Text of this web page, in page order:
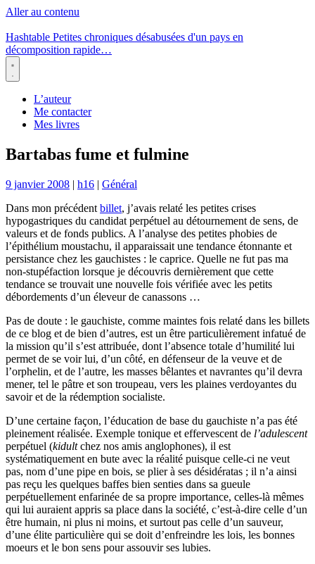
Aller au contenu
Hashtable Petites chroniques désabusées d'un pays en
décomposition rapide…
Menu
L’auteur
Me contacter
Mes livres
Bartabas fume et fulmine
9 janvier 2008 | h16 | Général
Dans mon précédent billet, j’avais relaté les petites crises
hypogastriques du candidat perpétuel au détournement de sens, de
valeurs et de fonds publics. A l’analyse des petites phobies de
l’épithélium moustachu, il apparaissait une tendance étonnante et
persistance chez les gauchistes : le caprice. Quelle ne fut pas ma
non-stupéfaction lorsque je découvris dernièrement que cette
tendance se trouvait une nouvelle fois vérifiée avec les petits
débordements d’un éleveur de canassons …
Pas de doute : le gauchiste, comme maintes fois relaté dans les billets
de ce blog et de bien d’autres, est un être particulièrement infatué de
la mission qu’il s’est attribuée, dont l’absence totale d’humilité lui
permet de se voir lui, d’un côté, en défenseur de la veuve et de
l’orphelin, et de l’autre, les masses bêlantes et navrantes qu’il devra
mener, tel le pâtre et son troupeau, vers les plaines verdoyantes du
savoir et de la rédemption socialiste.
D’une certaine façon, l’éducation de base du gauchiste n’a pas été
pleinement réalisée. Exemple tonique et effervescent de l’adulescent
perpétuel (kidultchez nos amis anglophones), il est
systématiquement en bute avec la réalité puisque celle-ci ne veut
pas, nom d’une pipe en bois, se plier à ses désidératas ; il n’a ainsi
pas reçu les quelques baffes bien senties dans sa gueule
perpétuellement enfarinée de sa propre importance, celles-là mêmes
qui lui auraient appris sa place dans la société, c’est-à-dire celle d’un
être humain, ni plus ni moins, et surtout pas celle d’un sauveur,
d’une élite particulière qui se doit d’enfreindre les lois, les bonnes
moeurs et le bon sens pour assouvir ses lubies.